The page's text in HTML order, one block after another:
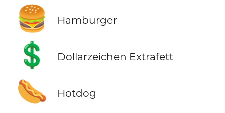
🍔 Hamburger
💲 Dollarzeichen Extrafett
🌭 Hotdog